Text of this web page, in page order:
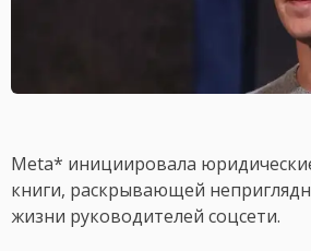
Meta* инициировала
книги, раскрывающей
жизни руководителей соцсети.